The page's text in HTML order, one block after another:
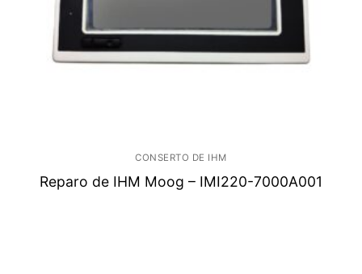
CONSERTO DE IHM
Reparo de IHM Moog – IMI220-7000A001